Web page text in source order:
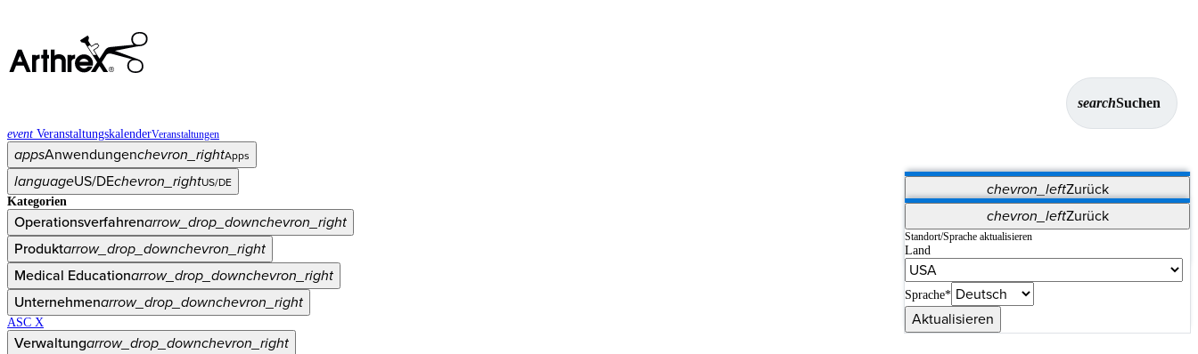
searchSuchen
event VeranstaltungskalenderVeranstaltungen
appsAnwendungenchevron_rightApps
chevron_leftZurück
Vet Systems OrthoPedia Patient
Supplier Portal
Synergy-Bildgebung und -Resektion
languageUS/DEchevron_rightUS/DE
chevron_leftZurück
Standort/Sprache aktualisieren
Land
Sprache*
Aktualisieren
Kategorien
Operationsverfahrenarrow_drop_downchevron_right
Produktarrow_drop_downchevron_right
Medical Educationarrow_drop_downchevron_right
Unternehmenarrow_drop_downchevron_right
ASC X
Verwaltungarrow_drop_downchevron_right